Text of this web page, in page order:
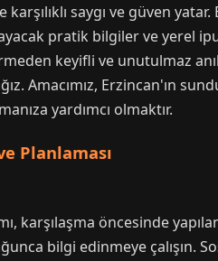
saygı ve güven
pratik bilgiler ve yerel
keyifli ve unutulmaz
Amacımız, Erzincan'ın
yardımcı olmaktır.
Planlaması
karşılaşma öncesinde
bilgi edinmeye çalışın.